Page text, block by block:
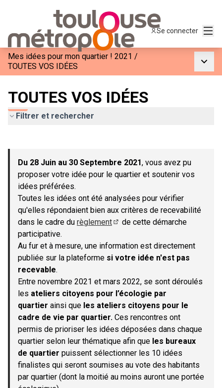
Se connecter
Mes idées pour mon quartier ! 2021 /
TOUTES VOS IDÉES
TOUTES VOS IDÉES
Filtrer et rechercher
−
Du 28 Juin au 30 Septembre 2021, vous avez pu
proposer votre idée pour le quartier et soutenir vos
idées préférées.
Toutes les idées ont été analysées pour vérifier
qu'elles répondaient bien aux critères de recevabilité
dans le cadre du règlement
de cette démarche
participative.
Au fur et à mesure, une information est directement
publiée sur la plateforme si votre idée n'est pas
recevable.
Entre novembre 2021 et mars 2022, se sont déroulés
les ateliers citoyens pour l’écologie par
quartier ainsi que les ateliers citoyens pour le
cadre de vie par quartier. Ces rencontres ont
permis de prioriser les idées déposées dans chaque
quartier selon leur thématique afin que les bureaux
de quartier puissent sélectionner les 10 idées
finalistes qui seront soumises au vote des habitants
par quartier (dont la moitié au moins auront une portée